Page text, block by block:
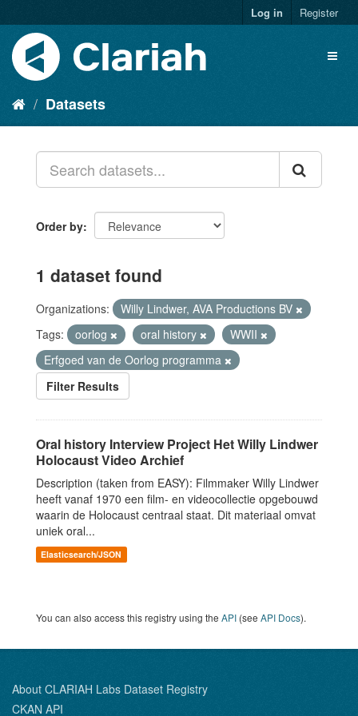
Log in Register
Datasets
Order by
1 dataset found
Organizations:
Willy Lindwer, AVA Productions BV
Tags:
oorlog oral history
WWII
Erfgoed van de Oorlog programma
Filter Results
Oral history Interview Project Het Willy Lindwer
Holocaust Video Archief
Description (taken from EASY): Filmmaker Willy Lindwer
heeft vanaf 1970 een film- en videocollectie opgebouwd
waarin de Holocaust centraal staat. Dit materiaal omvat
uniek oral...
Elasticsearch/JSON
You can also access this registry using the API (see API Docs).
About CLARIAH Labs Dataset Registry
CKAN API